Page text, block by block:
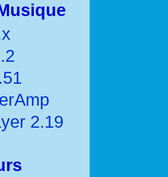
2.19